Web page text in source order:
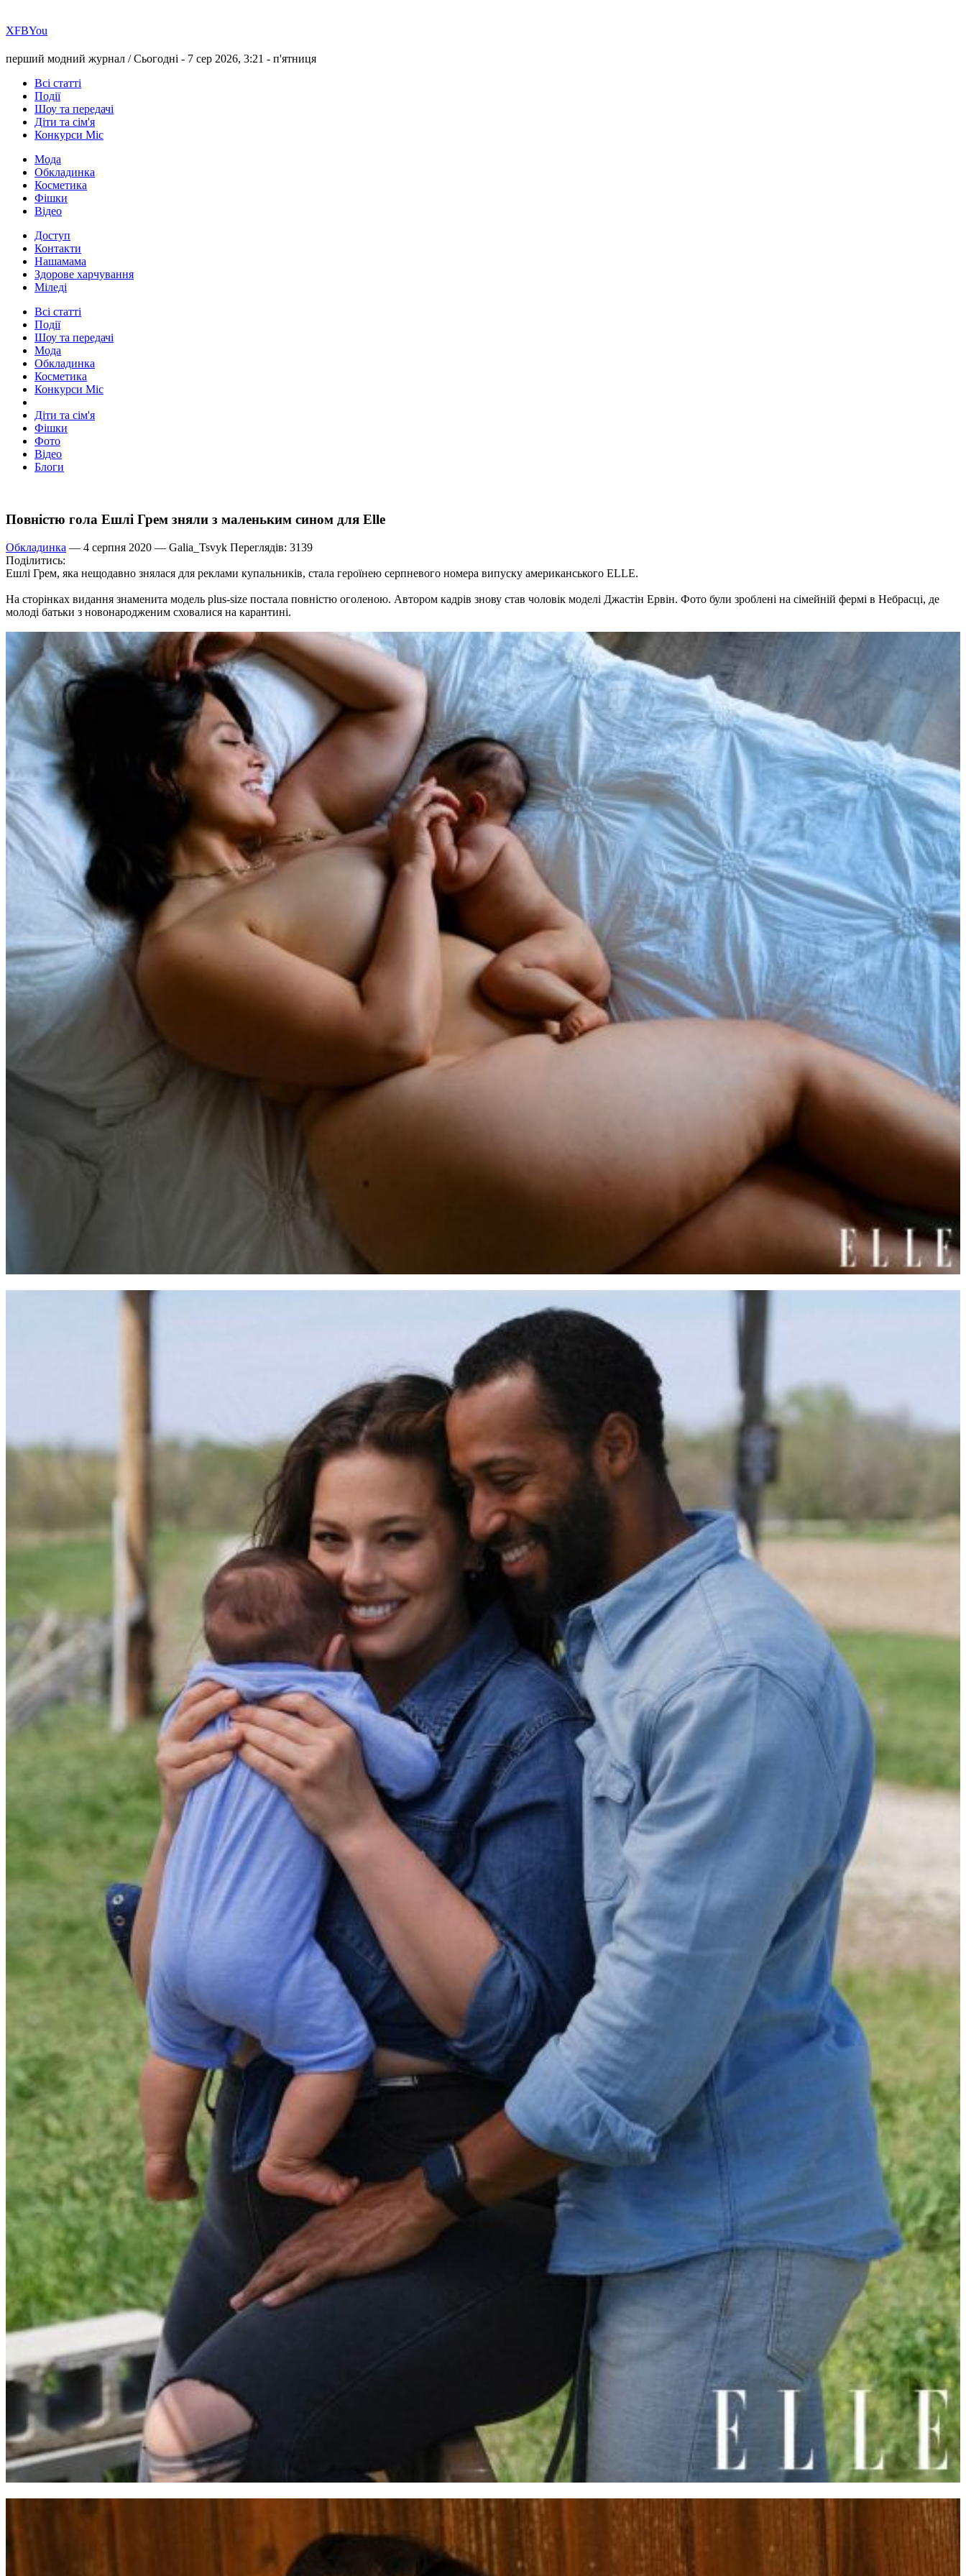
ХFBYou
перший модний журнал /Сьогодні - 7 сер 2026, 3:21 - п'ятниця
Всі статті
Події
Шоу та передачі
Діти та сім'я
Конкурси Міс
Мода
Обкладинка
Косметика
Фішки
Відео
Доступ
Контакти
Нашамама
Здорове харчування
Міледі
Всі статті
Події
Шоу та передачі
Мода
Обкладинка
Косметика
Конкурси Міс
Діти та сім'я
Фішки
Фото
Відео
Блоги
Повністю гола Ешлі Грем зняли з маленьким сином для Elle
Обкладинка — 4 серпня 2020 — Galia_Tsvyk Переглядів: 3139
Поділитись:
Ешлі Грем, яка нещодавно знялася для реклами купальників, стала героїнею серпневого номера випуску американського ELLE.
На сторінках видання знаменита модель plus-size постала повністю оголеною. Автором кадрів знову став чоловік моделі Джастін Ервін. Фото були зроблені на сімейній фермі в Небрасці, де
молоді батьки з новонародженим сховалися на карантині.